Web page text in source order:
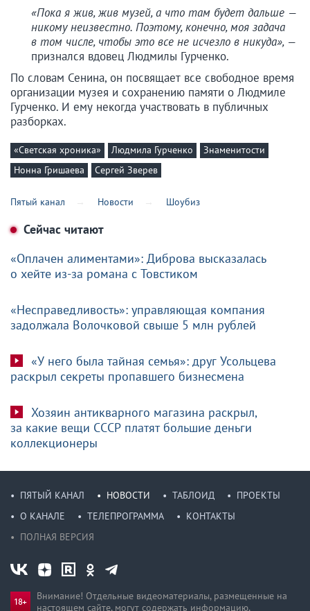
«Пока я жив, жив музей, а что там будет дальше —
никому неизвестно. Поэтому, конечно, моя задача
в том числе, чтобы это все не исчезло в никуда», —
признался вдовец Людмилы Гурченко.
По словам Сенина, он посвящает все свободное время
организации музея и сохранению памяти о Людмиле
Гурченко. И ему некогда участвовать в публичных
разборках.
«Светская хроника» Людмила Гурченко
Знаменитости
Нонна Гришаева
Сергей Зверев
Пятый канал Новости Шоубиз
Сейчас читают
«Оплачен алиментами»: Диброва высказалась
о хейте из-за романа с Товстиком
«Несправедливость»: управляющая компания
задолжала Волочковой свыше 5 млн рублей
«У него была тайная семья»: друг Усольцева
раскрыл секреты пропавшего бизнесмена
Хозяин антикварного магазина раскрыл,
за какие вещи СССР платят большие деньги
коллекционеры
ПЯТЫЙ КАНАЛ НОВОСТИ ТАБЛОИД
ПРОЕКТЫ
О КАНАЛЕ
ТЕЛЕПРОГРАММА
КОНТАКТЫ
ПОЛНАЯ ВЕРСИЯ
Внимание! Отдельные видеоматериалы, размещенные на
настоящем сайте, могут содержать информацию,